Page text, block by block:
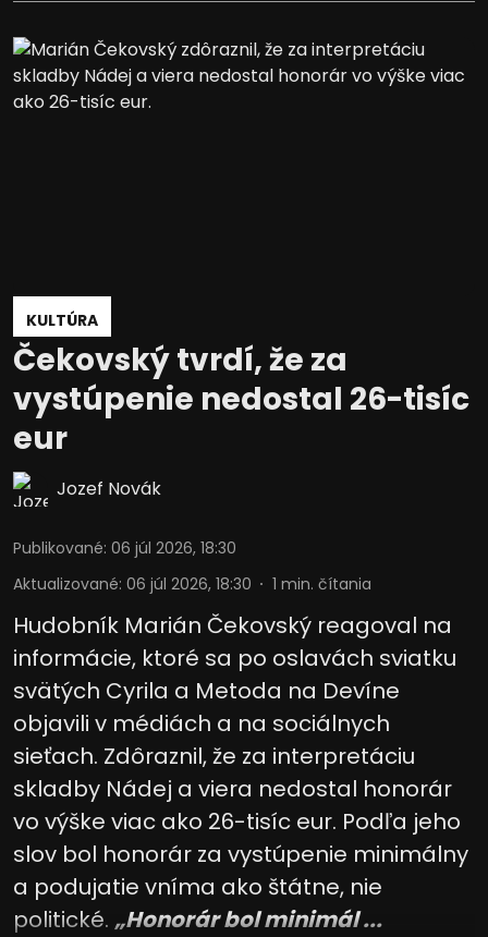
KULTÚRA
Čekovský tvrdí, že za
vystúpenie nedostal 26-tisíc
eur
Jozef Novák
Publikované: 06 júl 2026, 18:30
Aktualizované: 06 júl 2026, 18:30 1 min. čítania
Hudobník Marián Čekovský reagoval na
informácie, ktoré sa po oslavách sviatku
svätých Cyrila a Metoda na Devíne
objavili v médiách a na sociálnych
sieťach. Zdôraznil, že za interpretáciu
skladby Nádej a viera nedostal honorár
vo výške viac ako 26-tisíc eur. Podľa jeho
slov bol honorár za vystúpenie minimálny
a podujatie vníma ako štátne, nie
politické. „Honorár bol minimál ...